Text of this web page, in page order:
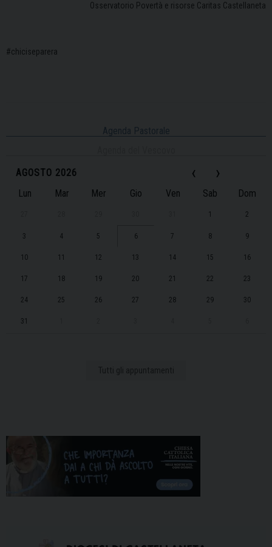
Osservatorio Povertà e risorse Caritas Castellaneta
#chiciseparera
Agenda Pastorale
‹
AGOSTO 2026 ›
Lun Mar Mer Gio Ven Sab Dom
1 2
3 4 5 6 7 8 9
10 11 12 13 14 15 16
17 18 19 20 21 22 23
24 25 26 27 28 29 30
31
Tutti gli appuntamenti